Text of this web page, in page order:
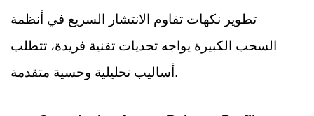
تطوير نكهات تقاوم الانتشار السريع في أنظمة
السحب الكبيرة يواجه تحديات تقنية فريدة، تتطلب
أساليب تحليلية وحسية متقدمة.